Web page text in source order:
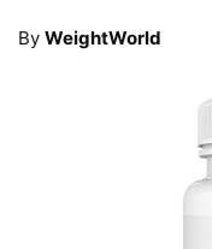
By WeightWorld